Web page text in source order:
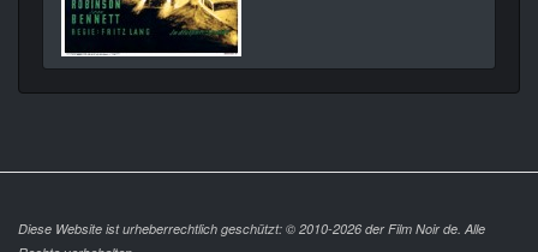
Diese Website ist urheberrechtlich geschützt: © 2010-2026 der Film Noir de. Alle